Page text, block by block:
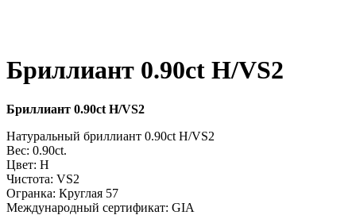
Бриллиант 0.90ct H/VS2
Бриллиант 0.90ct H/VS2
Натуральный бриллиант 0.90ct H/VS2
Вес: 0.90ct.
Цвет: H
Чистота: VS2
Огранка: Круглая 57
Международный сертификат: GIA